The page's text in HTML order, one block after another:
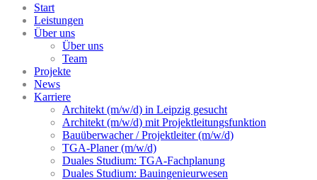
Start
Leistungen
Über uns
Über uns
Team
Projekte
News
Karriere
Architekt (m/w/d) in Leipzig gesucht
Architekt (m/w/d) mit Projektleitungsfunktion
Bauüberwacher / Projektleiter (m/w/d)
TGA-Planer (m/w/d)
Duales Studium: TGA-Fachplanung
Duales Studium: Bauingenieurwesen